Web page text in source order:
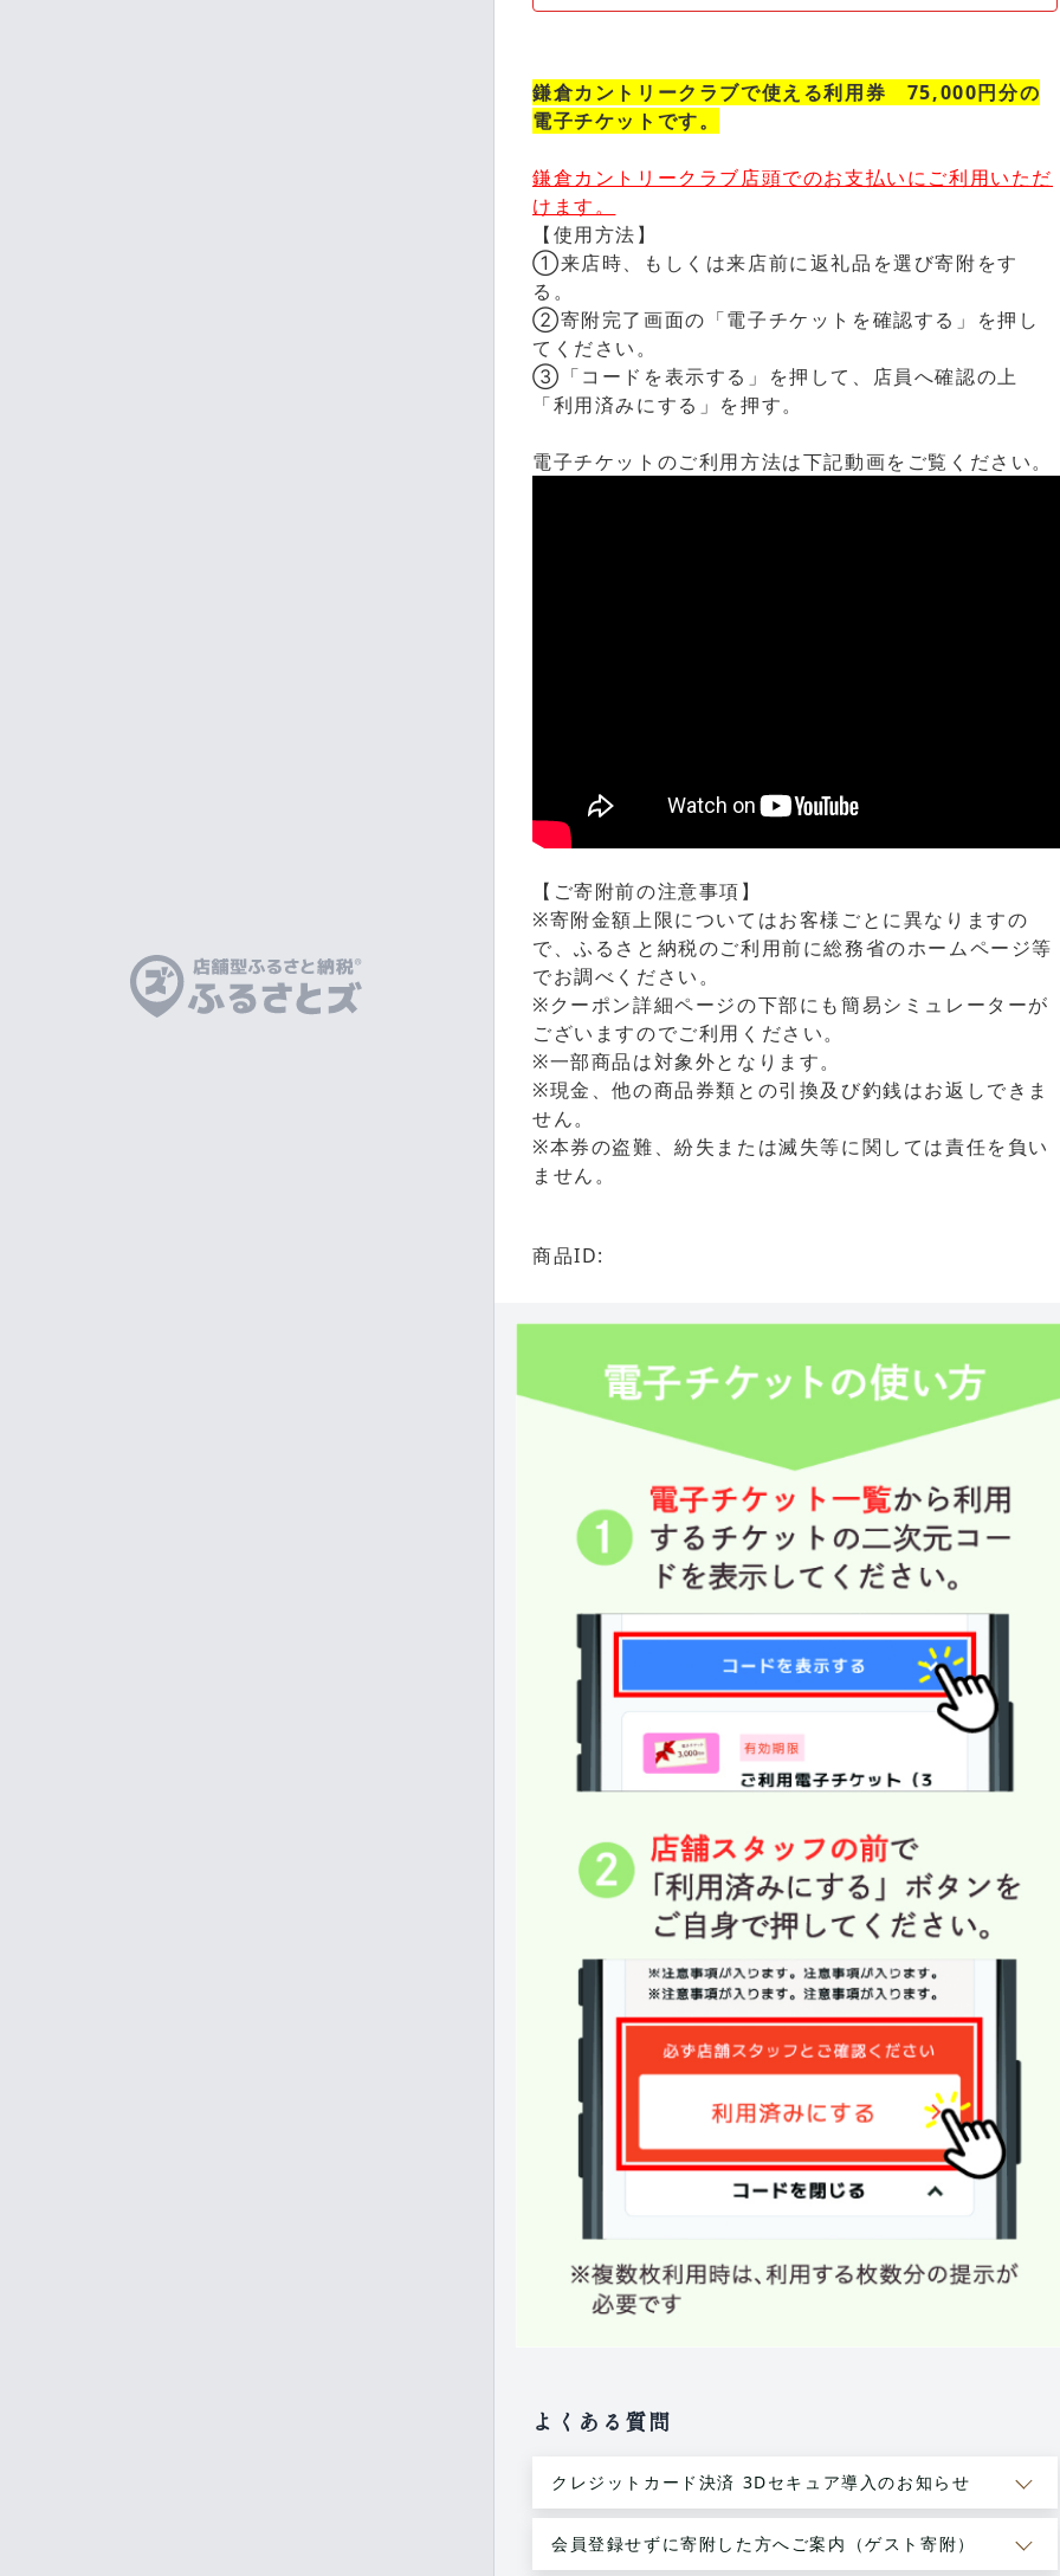
鎌倉カントリークラブで使える利用券 75,000円分の
電子チケットです。
鎌倉カントリークラブ店頭でのお支払いにご利用いただ
けます。
【使用方法】
①来店時、もしくは来店前に返礼品を選び寄附をす
る。
②寄附完了画面の「電子チケットを確認する」を押し
てください。
③「コードを表示する」を押して、店員へ確認の上
「利用済みにする」を押す。
電子チケットのご利用方法は下記動画をご覧ください。
【ご寄附前の注意事項】
※寄附金額上限についてはお客様ごとに異なりますの
で、ふるさと納税のご利用前に総務省のホームページ等
でお調べください。
※クーポン詳細ページの下部にも簡易シミュレーターが
ございますのでご利用ください。
※一部商品は対象外となります。
※現金、他の商品券類との引換及び釣銭はお返しできま
せん。
※本券の盗難、紛失または滅失等に関しては責任を負い
ません。
商品ID:
よくある質問
クレジットカード決済 3Dセキュア導入のお知らせ
会員登録せずに寄附した方へご案内（ゲスト寄附）